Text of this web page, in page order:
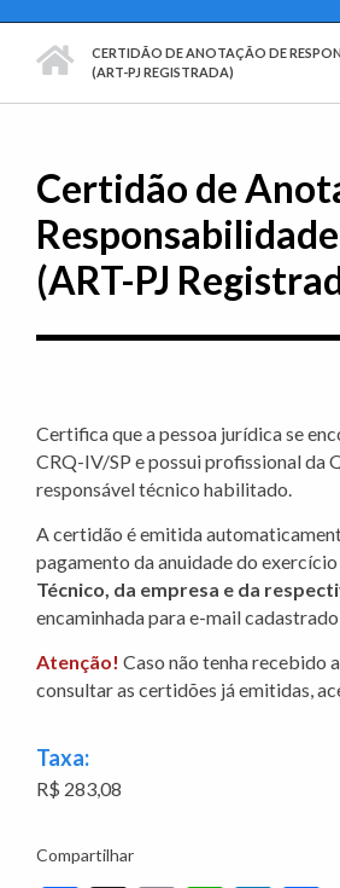
PÁGINA INICIAL
CERTIDÃO DE ANOTAÇÃO DE
(ART-PJ REGISTRADA)
Certidão de
(ART-PJ
Certifica que a pessoa jurídica se
CRQ-IV/SP e possui profissional da
responsável técnico habilitado.
A certidão é emitida
pagamento da anuidade do exercício
Técnico, da empresa e da
encaminhada para e-mail
Atenção! Caso não tenha recebido
consultar as certidões já emitidas,
Taxa:
R$ 283,08
Compartilhar